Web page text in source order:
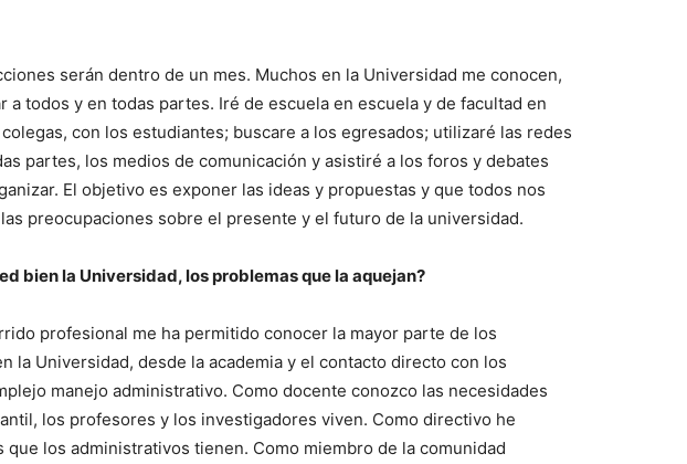
serán dentro de un mes. Muchos en la Universidad me conocen,
a todos y en todas partes. Iré de escuela en escuela y de facultad en
con los estudiantes; buscare a los egresados; utilizaré las redes
partes, los medios de comunicación y asistiré a los foros y debates
El objetivo es exponer las ideas y propuestas y que todos nos
preocupaciones sobre el presente y el futuro de la universidad.
bien la Universidad, los problemas que la aquejan?
profesional me ha permitido conocer la mayor parte de los
la Universidad, desde la academia y el contacto directo con los
manejo administrativo. Como docente conozco las necesidades
los profesores y los investigadores viven. Como directivo he
que los administrativos tienen. Como miembro de la comunidad